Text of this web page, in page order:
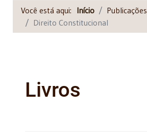
Você está aqui: Início Publicações
Direito Constitucional
Livros